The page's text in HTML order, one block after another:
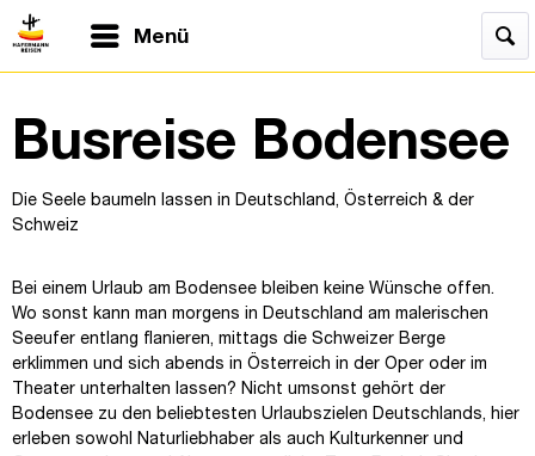
Menü
Busreise Bodensee
Die Seele baumeln lassen in Deutschland, Österreich & der
Schweiz
Bei einem Urlaub am Bodensee bleiben keine Wünsche offen.
Wo sonst kann man morgens in Deutschland am malerischen
Seeufer entlang flanieren, mittags die Schweizer Berge
erklimmen und sich abends in Österreich in der Oper oder im
Theater unterhalten lassen? Nicht umsonst gehört der
Bodensee zu den beliebtesten Urlaubszielen Deutschlands, hier
erleben sowohl Naturliebhaber als auch Kulturkenner und